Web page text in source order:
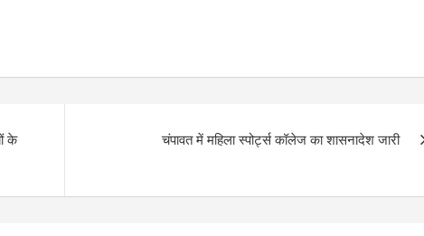
के
चंपावत में महिला स्पोर्ट्स कॉलेज का शासनादेश जारी